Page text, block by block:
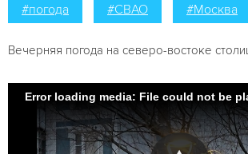
#погода #СВАО #Москва
Вечерняя погода на северо-востоке
Error loading media: File could not be